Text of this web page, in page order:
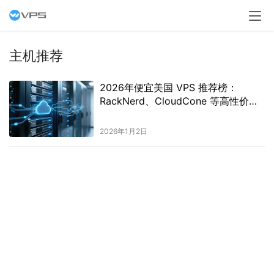
主机推荐
2026年便宜美国 VPS 推荐榜：
RackNerd、CloudCone 等高性价比
2026年1月2日